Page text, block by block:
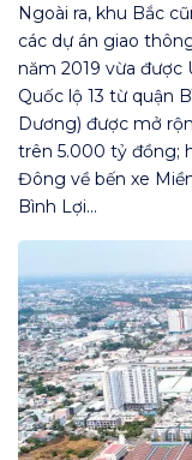
Ngoài ra, khu Bắc
các dự án giao
năm 2019 vừa được
Quốc lộ 13 từ quận
Dương) được mở
trên 5.000 tỷ đồng;
Đông về bến xe
Bình Lợi…